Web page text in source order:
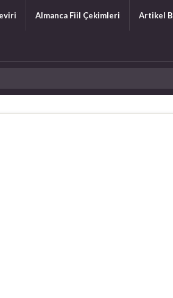
Almanca Fiil Çekimleri Artikel